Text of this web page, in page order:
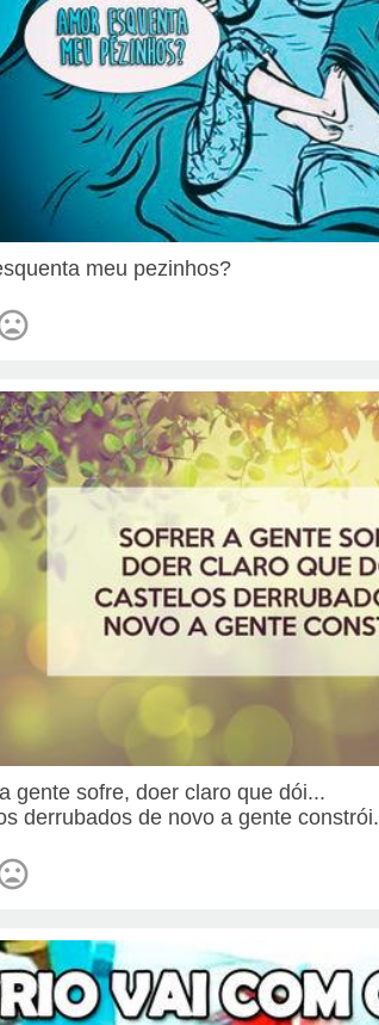
meu pezinhos?
gente sofre, doer claro que dói...
derrubados de novo a gente constrói.